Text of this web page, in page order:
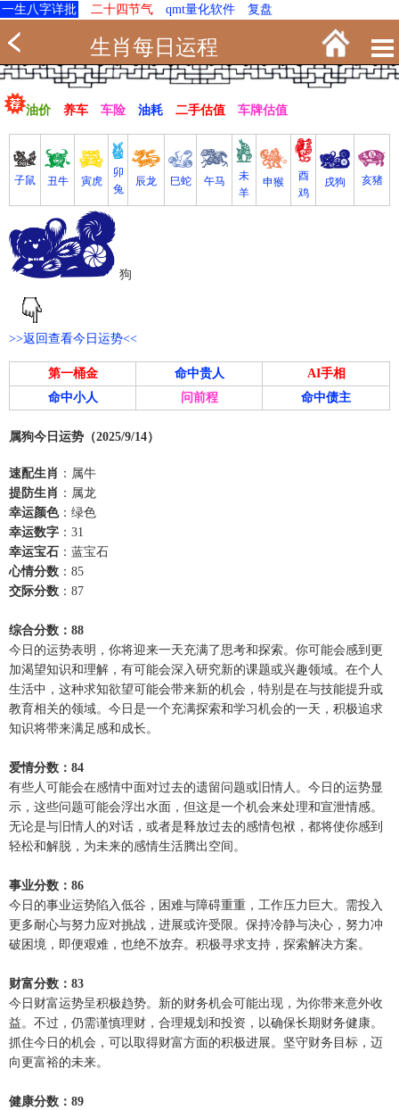
一生八字详批 二十四节气 qmt量化软件 复盘
生肖每日运程
油价 养车 车险 油耗 二手估值 车牌估值
子鼠 丑牛 寅虎
卯
兔
辰龙 巳蛇 午马
未
羊
申猴
酉
鸡
戌狗 亥猪
狗
>>返回查看今日运势<<
第一桶金 命中贵人
AI手相
命中小人
问前程 命中债主
属狗今日运势（2025/9/14）
速配生肖 ：属牛
提防生肖 ：属龙
幸运颜色：绿色
幸运数字 ：31
幸运宝石 ：蓝宝石
心情分数 ：85
交际分数 ：87
综合分数：88
今日的运势表明，你将迎来一天充满了思考和探索。你可能会感到更
加渴望知识和理解，有可能会深入研究新的课题或兴趣领域。在个人
生活中，这种求知欲望可能会带来新的机会，特别是在与技能提升或
教育相关的领域。今日是一个充满探索和学习机会的一天，积极追求
知识将带来满足感和成长。
爱情分数：84
有些人可能会在感情中面对过去的遗留问题或旧情人。今日的运势显
示，这些问题可能会浮出水面，但这是一个机会来处理和宣泄情感。
无论是与旧情人的对话，或者是释放过去的感情包袱，都将使你感到
轻松和解脱，为未来的感情生活腾出空间。
事业分数：86
今日的事业运势陷入低谷，困难与障碍重重，工作压力巨大。需投入
更多耐心与努力应对挑战，进展或许受限。保持冷静与决心，努力冲
破困境，即便艰难，也绝不放弃。积极寻求支持，探索解决方案。
财富分数：83
今日财富运势呈积极趋势。新的财务机会可能出现，为你带来意外收
益。不过，仍需谨慎理财，合理规划和投资，以确保长期财务健康。
抓住今日的机会，可以取得财富方面的积极进展。坚守财务目标，迈
向更富裕的未来。
健康分数：89